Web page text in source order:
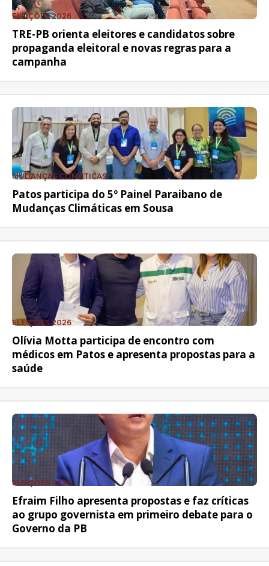
ELEIÇÕES 2026
TRE-PB orienta eleitores e candidatos sobre
propaganda eleitoral e novas regras para a
campanha
MUDANÇAS CLIMÁTICAS
Patos participa do 5º Painel Paraibano de
Mudanças Climáticas em Sousa
ELEIÇÕES 2026
Olívia Motta participa de encontro com
médicos em Patos e apresenta propostas para a
saúde
ELEIÇÕES 2026
Efraim Filho apresenta propostas e faz críticas
ao grupo governista em primeiro debate para o
Governo da PB